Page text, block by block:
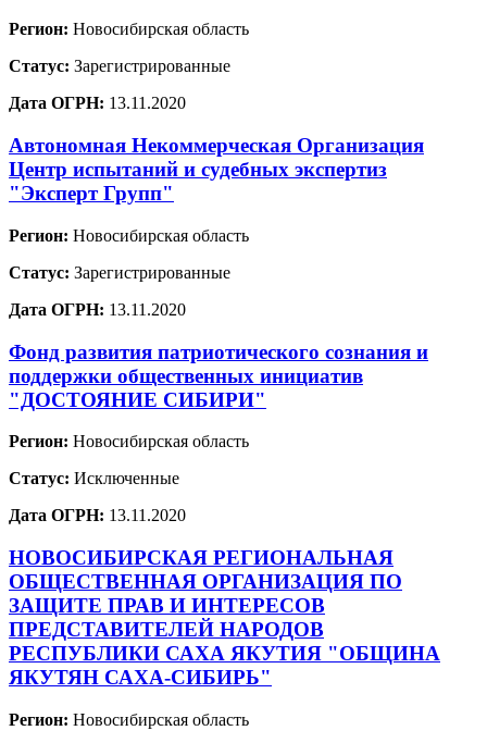
Регион: Новосибирская область
Статус: Зарегистрированные
Дата ОГРН: 13.11.2020
Автономная Некоммерческая Организация
Центр испытаний и судебных экспертиз
"Эксперт Групп"
Регион: Новосибирская область
Статус: Зарегистрированные
Дата ОГРН: 13.11.2020
Фонд развития патриотического сознания и
поддержки общественных инициатив
"ДОСТОЯНИЕ СИБИРИ"
Регион: Новосибирская область
Статус: Исключенные
Дата ОГРН: 13.11.2020
НОВОСИБИРСКАЯ РЕГИОНАЛЬНАЯ
ОБЩЕСТВЕННАЯ ОРГАНИЗАЦИЯ ПО
ЗАЩИТЕ ПРАВ И ИНТЕРЕСОВ
ПРЕДСТАВИТЕЛЕЙ НАРОДОВ
РЕСПУБЛИКИ САХА ЯКУТИЯ "ОБЩИНА
ЯКУТЯН САХА-СИБИРЬ"
Регион: Новосибирская область